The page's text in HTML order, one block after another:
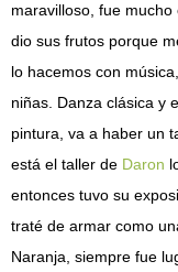
maravilloso, fue mucho
dio sus frutos porque
lo hacemos con
niñas. Danza clásica y
pintura, va a haber un
está el taller de Daron
entonces tuvo su
traté de armar como
Naranja, siempre fue